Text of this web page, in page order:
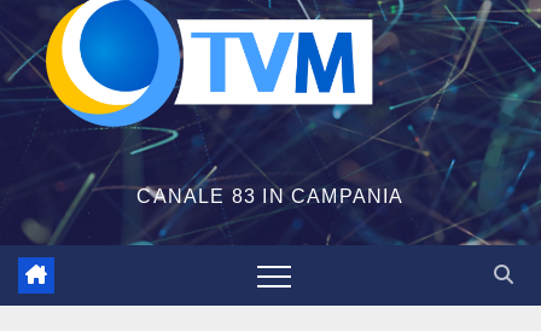
CANALE 83 IN CAMPANIA